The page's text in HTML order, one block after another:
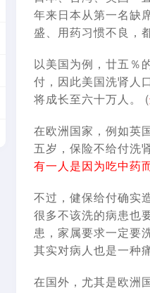
年来日本从第一名缺
盛、用药习惯不良，
以美国为例，廿五％
付，因此美国洗肾人
将成长至六十万人。 (
在欧洲国家，例如英
五岁，保险不给付洗
有一人是因为吃中药
不过，健保给付确实
很多不该洗的病患也
患，家属要求一定要
其实对病人也是一种
在国外，尤其是欧洲